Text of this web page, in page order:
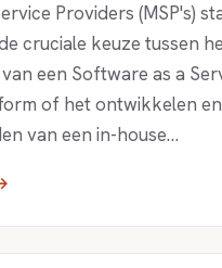
Providers (MSP's)
cruciale keuze tussen
een Software as a
of het ontwikkelen en
van een in-house…